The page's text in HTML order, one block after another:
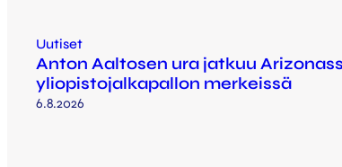
Uutiset
Anton Aaltosen ura jatkuu
yliopistojalkapallon merkeissä
6.8.2026